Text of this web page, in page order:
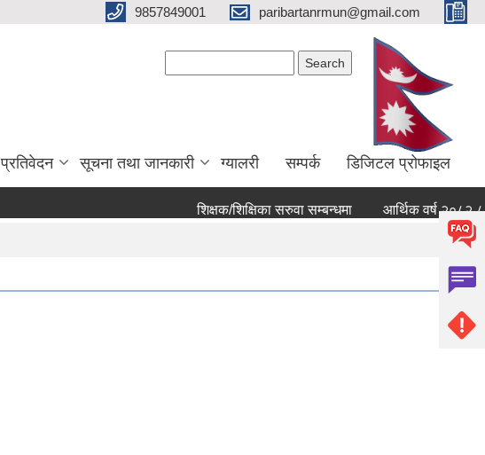
9857849001 paribartanrmun@gmail.com
प्रतिवेदन सूचना तथा जानकारी ग्यालरी सम्पर्क डिजिटल प्रोफाइल
शिक्षक/शिक्षिका सरुवा सम्बन्धमा आर्थिक वर्ष २०८२ ८३ को